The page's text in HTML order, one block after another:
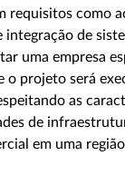
requisitos como
integração de
uma empresa
o projeto será
as
de
em uma